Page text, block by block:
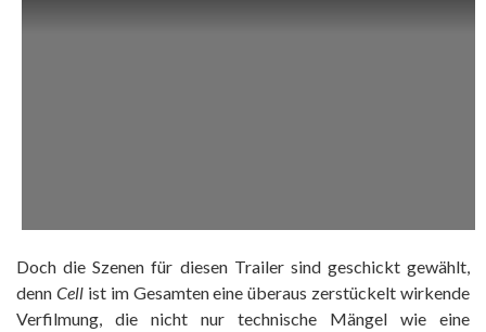
Doch die Szenen für diesen Trailer sind geschickt gewählt,
denn Cellist im Gesamten eine überaus zerstückelt wirkende
Verfilmung, die nicht nur technische Mängel wie eine